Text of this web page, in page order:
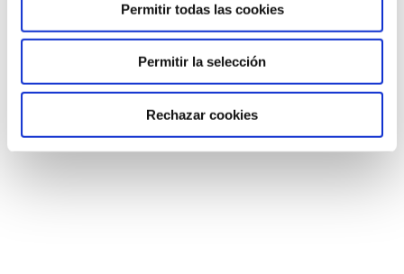
Permitir todas las cookies
Permitir la selección
Rechazar cookies